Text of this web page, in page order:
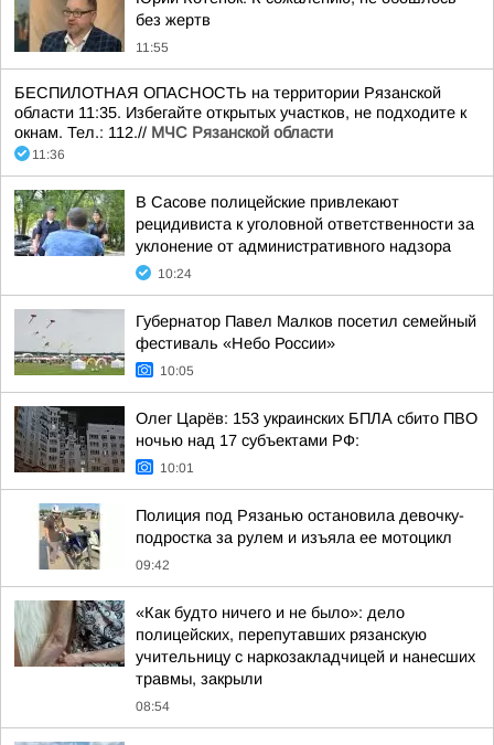
без жертв
11:55
БЕСПИЛОТНАЯ ОПАСНОСТЬ на территории Рязанской
области 11:35. Избегайте открытых участков, не подходите к
окнам. Тел.: 112.// МЧС Рязанской области
11:36
В Сасове полицейские привлекают
рецидивиста к уголовной ответственности за
уклонение от административного надзора
10:24
Губернатор Павел Малков посетил семейный
фестиваль «Небо России»
10:05
Олег Царёв: 153 украинских БПЛА сбито ПВО
ночью над 17 субъектами РФ:
10:01
Полиция под Рязанью остановила девочку-
подростка за рулем и изъяла ее мотоцикл
09:42
«Как будто ничего и не было»: дело
полицейских, перепутавших рязанскую
учительницу с наркозакладчицей и нанесших
травмы, закрыли
08:54